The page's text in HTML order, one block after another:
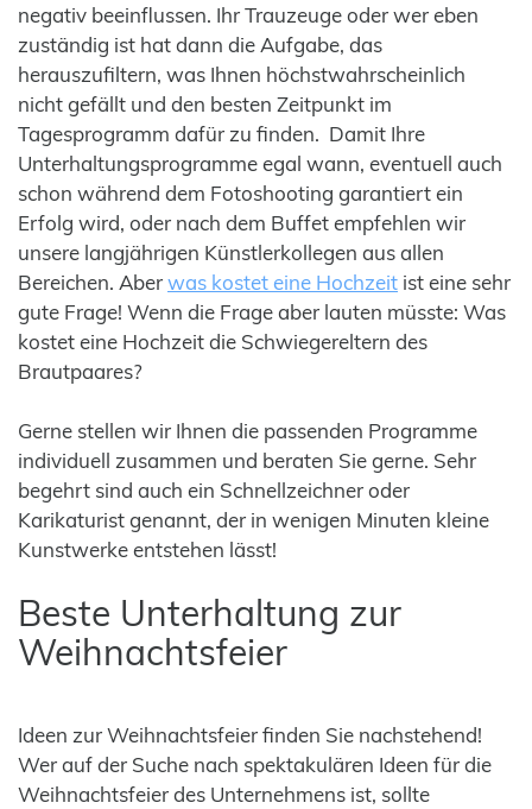
negativ beeinflussen. Ihr Trauzeuge oder wer eben
zuständig ist hat dann die Aufgabe, das
herauszufiltern, was Ihnen höchstwahrscheinlich
nicht gefällt und den besten Zeitpunkt im
Tagesprogramm dafür zu finden. Damit Ihre
Unterhaltungsprogramme egal wann, eventuell auch
schon während dem Fotoshooting garantiert ein
Erfolg wird, oder nach dem Buffet empfehlen wir
unsere langjährigen Künstlerkollegen aus allen
Bereichen. Aberwas kostet eine Hochzeit ist eine sehr
gute Frage! Wenn die Frage aber lauten müsste: Was
kostet eine Hochzeit die Schwiegereltern des
Brautpaares?
Gerne stellen wir Ihnen die passenden Programme
individuell zusammen und beraten Sie gerne. Sehr
begehrt sind auch ein Schnellzeichner oder
Karikaturist genannt, der in wenigen Minuten kleine
Kunstwerke entstehen lässt!
Beste Unterhaltung zur
Weihnachtsfeier
Ideen zur Weihnachtsfeier finden Sie nachstehend!
Wer auf der Suche nach spektakulären Ideen für die
Weihnachtsfeier des Unternehmens ist, sollte